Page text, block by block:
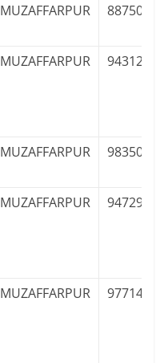
MUZAFFARPUR
MUZAFFARPUR
MUZAFFARPUR
MUZAFFARPUR
MUZAFFARPUR